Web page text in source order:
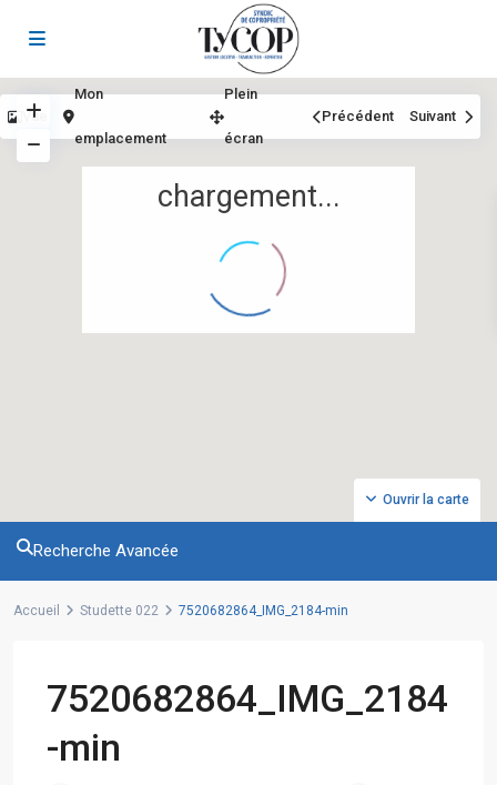
chargement...
Ouvrir la carte
Vue
Mon
emplacement
Plein
écran
Précédent Suivant
Recherche Avancée
Accueil Studette 022 7520682864_IMG_2184-min
7520682864_IMG_2184
-min